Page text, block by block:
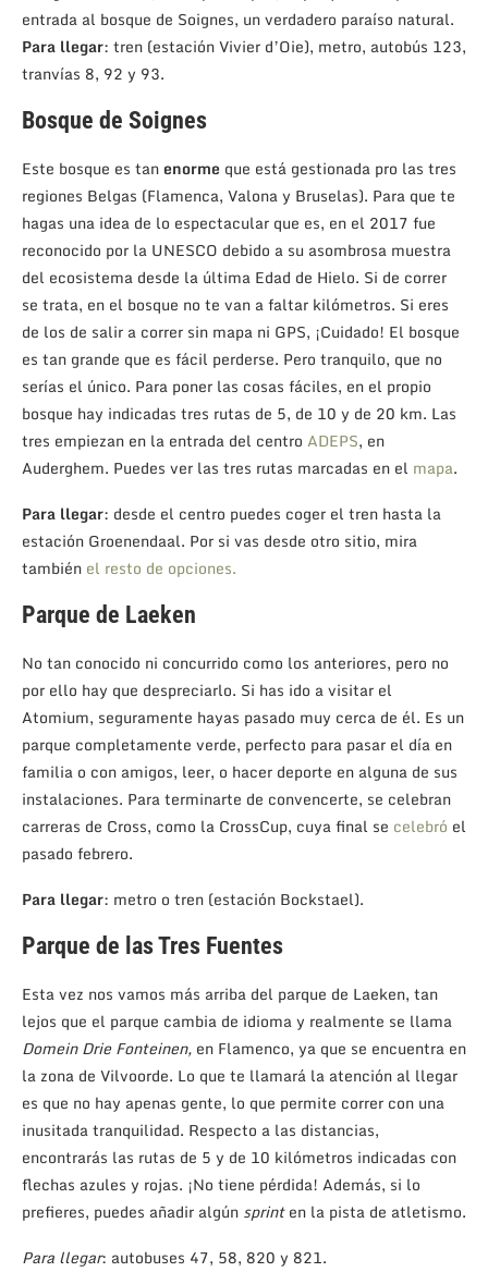
entrada al bosque de Soignes, un verdadero paraíso natural.
Para llegar: tren (estación Vivier d’Oie), metro, autobús 123,
tranvías 8, 92 y 93.
Bosque de Soignes
Este bosque es tanenorme que está gestionada pro las tres
regiones Belgas (Flamenca, Valona y Bruselas). Para que te
hagas una idea de lo espectacular que es, en el 2017 fue
reconocido por la UNESCO debido a su asombrosa muestra
del ecosistema desde la última Edad de Hielo. Si de correr
se trata, en el bosque no te van a faltar kilómetros. Si eres
de los de salir a correr sin mapa ni GPS, ¡Cuidado! El bosque
es tan grande que es fácil perderse. Pero tranquilo, que no
serías el único. Para poner las cosas fáciles, en el propio
bosque hay indicadas tres rutas de 5, de 10 y de 20 km. Las
tres empiezan en la entrada del centro ADEPS, en
Auderghem. Puedes ver las tres rutas marcadas en el mapa.
Para llegar: desde el centro puedes coger el tren hasta la
estación Groenendaal. Por si vas desde otro sitio, mira
también el resto de opciones.
Parque de Laeken
No tan conocido ni concurrido como los anteriores, pero no
por ello hay que despreciarlo. Si has ido a visitar el
Atomium, seguramente hayas pasado muy cerca de él. Es un
parque completamente verde, perfecto para pasar el día en
familia o con amigos, leer, o hacer deporte en alguna de sus
instalaciones. Para terminarte de convencerte, se celebran
carreras de Cross, como la CrossCup, cuya final se celebró el
pasado febrero.
Para llegar: metro o tren (estación Bockstael).
Parque de las Tres Fuentes
Esta vez nos vamos más arriba del parque de Laeken, tan
lejos que el parque cambia de idioma y realmente se llama
Domein Drie Fonteinen, en Flamenco, ya que se encuentra en
la zona de Vilvoorde. Lo que te llamará la atención al llegar
es que no hay apenas gente, lo que permite correr con una
inusitada tranquilidad. Respecto a las distancias,
encontrarás las rutas de 5 y de 10 kilómetros indicadas con
flechas azules y rojas. ¡No tiene pérdida! Además, si lo
prefieres, puedes añadir algún sprinten la pista de atletismo.
Para llegar: autobuses 47, 58, 820 y 821.